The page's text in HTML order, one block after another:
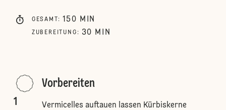
GESAMT : 150 MIN
ZUBEREITUNG : 30 MIN
1
Vorbereiten
Vermicelles auftauen lassen Kürbiskerne